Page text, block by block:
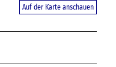
Auf der Karte anschauen